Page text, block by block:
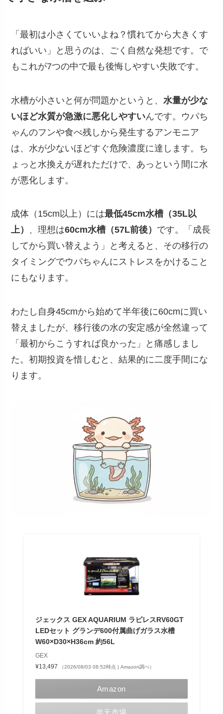
「最初は小さくていいよね？慣れてから大きくす
ればいい」と思うのは、ごく自然な発想です。で
もこれが7つの中で最も後悔しやすい失敗です。
水槽が小さいと何が問題かというと、 水量が少な
いほど水質が急激に悪化しやすいんです。ウパち
ゃんのフンや食べ残しから発生するアンモニア
は、水が少ないほどすぐ危険濃度に達します。ち
ょっと水換えが遅れただけで、あっという間に水
が悪化します。
成体（15cm以上）には最低45cm水槽（35L以
上） 、理想は60cm水槽（57L前後） です。「成長
してから買い替えよう」と考えると、その移行の
タイミングでウパちゃんにストレスをかけること
にもなります。
わたし自身45cmから始めて半年後に60cmに買い
替えましたが、移行後の水の安定感が全然違って
「最初からこうすれば良かった」と痛感しまし
た。初期投資を惜しむと、結果的に二度手間にな
ります。
ジェックス GEX AQUARIUM ラピレスRV60GT
LEDセット グランデ600付属曲げガラス水槽
W60×D30×H36cm 約56L
GEX
¥13,497
（2026/08/03 08:52時点 | Amazon調べ）
Amazon